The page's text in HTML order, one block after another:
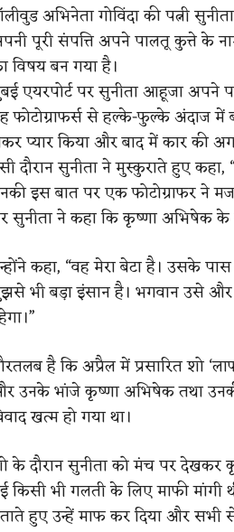
अभिनेता गोविंदा की पत्नी
पूरी संपत्ति अपने पालतू कुत्ते के
विषय बन गया है।
एयरपोर्ट पर सुनीता आहूजा
फोटोग्राफर्स से हल्के-फुल्के अंदाज में
प्यार किया और बाद में कार की
दौरान सुनीता ने मुस्कुराते हुए कहा,
इस बात पर एक फोटोग्राफर ने
सुनीता ने कहा कि कृष्णा अभिषेक
कहा, “वह मेरा बेटा है। उसके
भी बड़ा इंसान है। भगवान उसे
है कि अप्रैल में प्रसारित शो
उनके भांजे कृष्णा अभिषेक तथा उनकी
खत्म हो गया था।
के दौरान सुनीता को मंच पर देखकर
किसी भी गलती के लिए माफी
हुए उन्हें माफ कर दिया और